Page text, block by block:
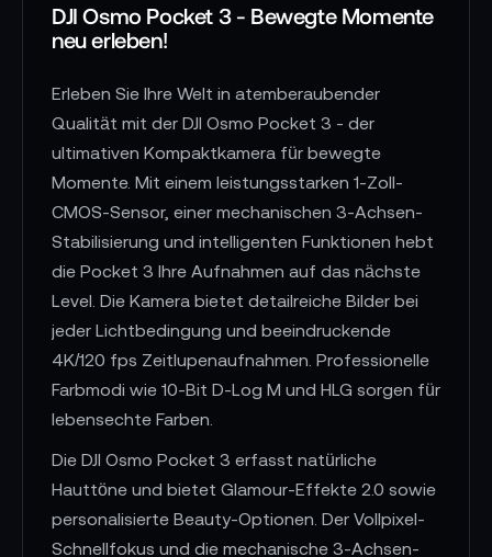
DJI Osmo Pocket 3 - Bewegte Momente
neu erleben!
Erleben Sie Ihre Welt in atemberaubender
Qualität mit der DJI Osmo Pocket 3 - der
ultimativen Kompaktkamera für bewegte
Momente. Mit einem leistungsstarken 1-Zoll-
CMOS-Sensor, einer mechanischen 3-Achsen-
Stabilisierung und intelligenten Funktionen hebt
die Pocket 3 Ihre Aufnahmen auf das nächste
Level. Die Kamera bietet detailreiche Bilder bei
jeder Lichtbedingung und beeindruckende
4K/120 fps Zeitlupenaufnahmen. Professionelle
Farbmodi wie 10-Bit D-Log M und HLG sorgen für
lebensechte Farben.
Die DJI Osmo Pocket 3 erfasst natürliche
Hauttöne und bietet Glamour-Effekte 2.0 sowie
personalisierte Beauty-Optionen. Der Vollpixel-
Schnellfokus und die mechanische 3-Achsen-